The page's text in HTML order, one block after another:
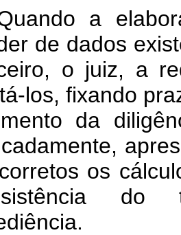
a
de dados
o juiz, a
los, fixando
da
os
do